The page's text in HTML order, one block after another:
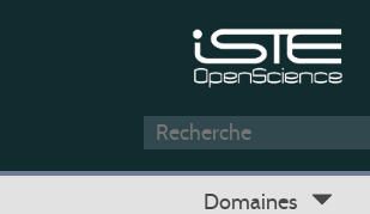
Domaines